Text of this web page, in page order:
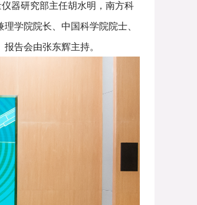
器研究部主任胡水明，南方科
学院院长、中国科学院院士、
告会由张东辉主持。